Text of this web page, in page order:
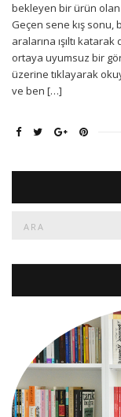
bekleyen bir ürün olan
Geçen sene kış sonu,
aralarına ışıltı
ortaya uyumsuz bir
üzerine tıklayarak
ve ben […]